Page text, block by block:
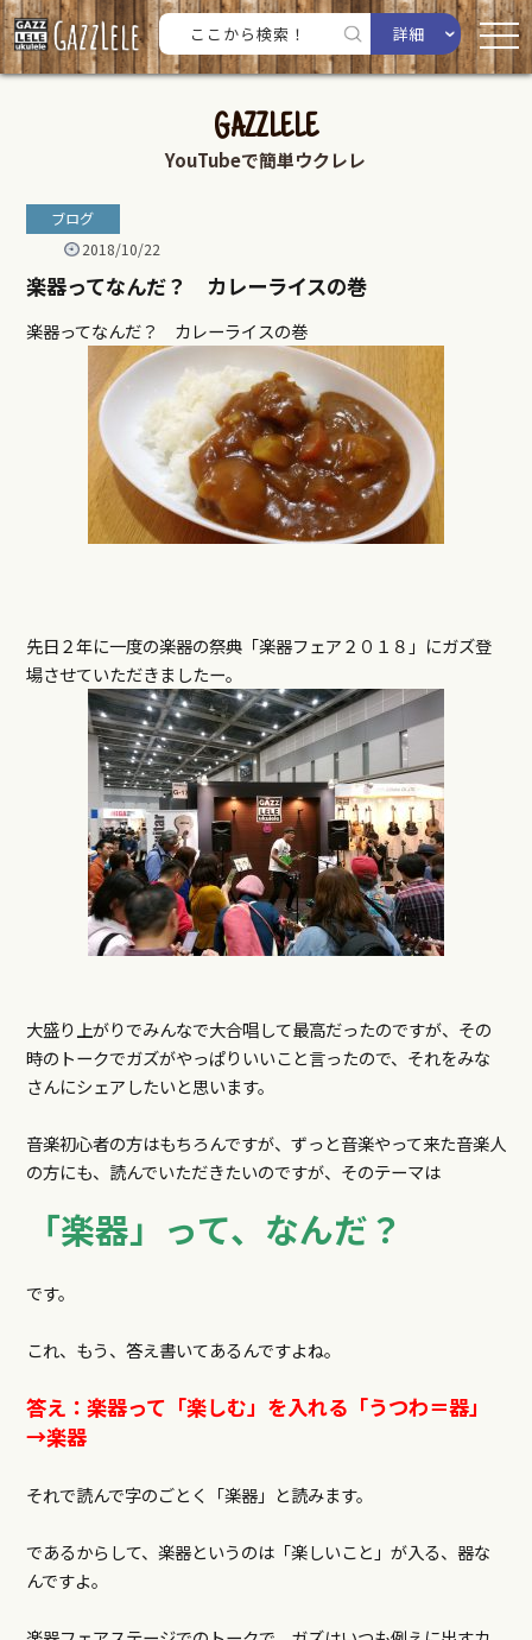
詳細
GAZZLELE
YouTubeで簡単ウクレレ
ブログ
2018/10/22
楽器ってなんだ？ カレーライスの巻
楽器ってなんだ？ カレーライスの巻
先日２年に一度の楽器の祭典「楽器フェア２０１８」にガズ登
場させていただきましたー。
大盛り上がりでみんなで大合唱して最高だったのですが、その
時のトークでガズがやっぱりいいこと言ったので、それをみな
さんにシェアしたいと思います。
音楽初心者の方はもちろんですが、ずっと音楽やって来た音楽人
の方にも、読んでいただきたいのですが、そのテーマは
「楽器」って、なんだ？
です。
これ、もう、答え書いてあるんですよね。
答え：楽器って「楽しむ」を入れる「うつわ＝器」
→楽器
それで読んで字のごとく「楽器」と読みます。
であるからして、楽器というのは「楽しいこと」が入る、器な
んですよ。